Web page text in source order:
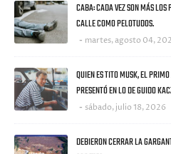
CABA: CADA VEZ SON MÁS LOS
CALLE COMO PELOTUDOS.
martes, agosto 04,
QUIEN ES TITO MUSK, EL
PRESENTÓ EN LO DE GUIDO
sábado, julio 18, 2026
DEBIERON CERRAR LA